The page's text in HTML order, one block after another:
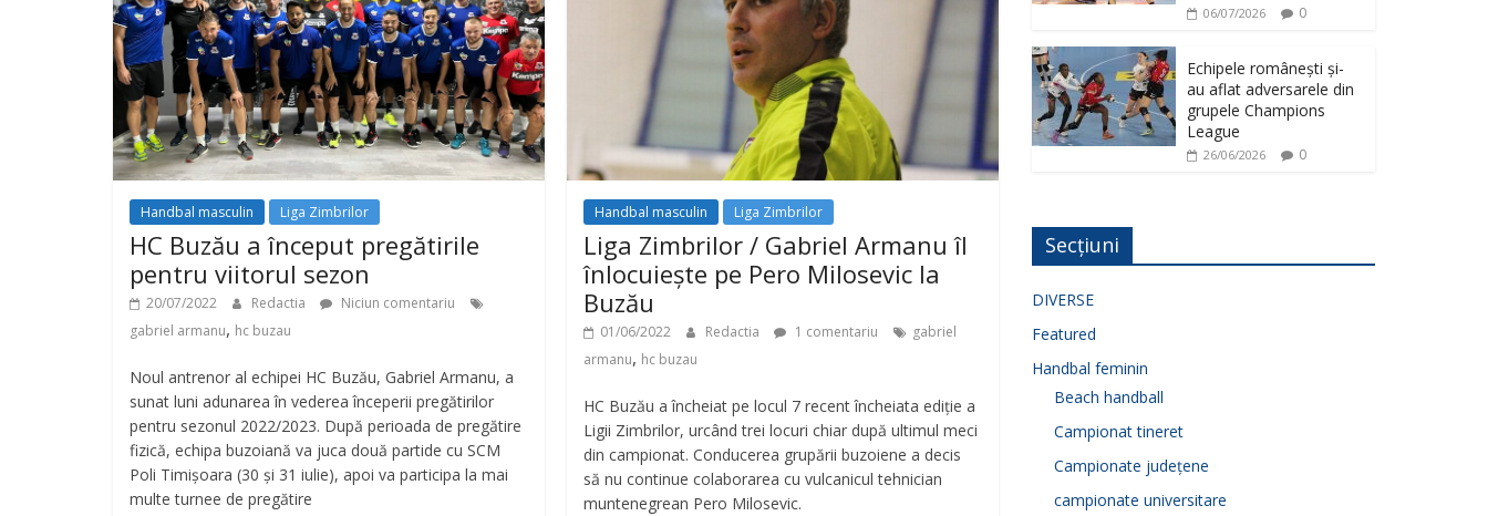
Handbal masculin Liga Zimbrilor
HC Buzău a început pregătirile
pentru viitorul sezon
20/07/2022 Redactia
Niciun comentariu
gabriel armanu, hc buzau
Noul antrenor al echipei HC Buzău, Gabriel Armanu, a
sunat luni adunarea în vederea începerii pregătirilor
pentru sezonul 2022/2023. După perioada de pregătire
fizică, echipa buzoiană va juca două partide cu SCM
Poli Timișoara (30 și 31 iulie), apoi va participa la mai
multe turnee de pregătire
Handbal masculin Liga Zimbrilor
Liga Zimbrilor / Gabriel Armanu îl
înlocuiește pe Pero Milosevic la
Buzău
01/06/2022 Redactia 1 comentariu
gabriel
armanu, hc buzau
HC Buzău a încheiat pe locul 7 recent încheiata ediție a
Ligii Zimbrilor, urcând trei locuri chiar după ultimul meci
din campionat. Conducerea grupării buzoiene a decis
să nu continue colaborarea cu vulcanicul tehnician
muntenegrean Pero Milosevic.
06/07/2026 0
Echipele românești și-
au aflat adversarele din
grupele Champions
League
26/06/2026 0
Secțiuni
DIVERSE
Featured
Handbal feminin
Beach handball
Campionat tineret
Campionate județene
campionate universitare